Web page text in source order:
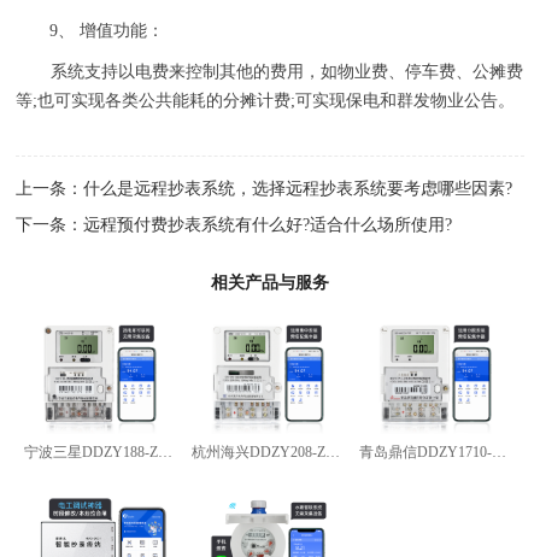
9、 增值功能：
系统支持以电费来控制其他的费用，如物业费、停车费、公摊费
等;也可实现各类公共能耗的分摊计费;可实现保电和群发物业公告。
上一条：什么是远程抄表系统，选择远程抄表系统要考虑哪些因素?
下一条：远程预付费抄表系统有什么好?适合什么场所使用?
相关产品与服务
宁波三星DDZY188-Z型4G通讯智能电能表杭州海兴DDZY208-Z型RS485通讯智能电能表
青岛鼎信DDZY1710-Z型单